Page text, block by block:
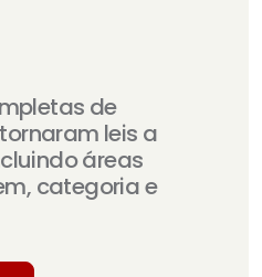
de
leis a
áreas
categoria e